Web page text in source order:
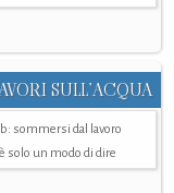
SULL’ACQUA
sommersi dal lavoro
solo un modo di dire